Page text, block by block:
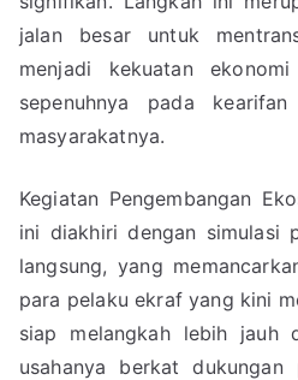
jalan besar untuk
menjadi kekuatan
sepenuhnya pada
masyarakatnya.
Kegiatan Pengembangan
ini diakhiri dengan simulasi
langsung, yang
para pelaku ekraf yang kini
siap melangkah lebih jauh
usahanya berkat